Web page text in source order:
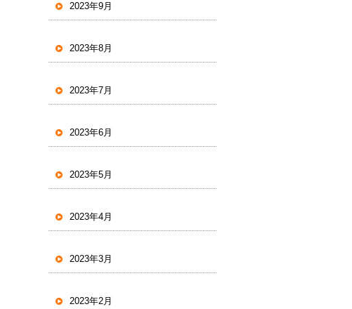
2023年9月
2023年8月
2023年7月
2023年6月
2023年5月
2023年4月
2023年3月
2023年2月